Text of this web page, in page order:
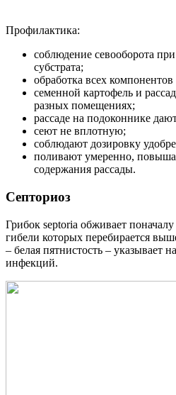
Профилактика:
соблюдение севооборота
субстрата;
обработка всех
семенной картофель и
разных помещениях;
рассаде на подоконнике
сеют не вплотную;
соблюдают дозировку
поливают умеренно,
содержания рассады.
Септориоз
Грибок septoria обживает
гибели которых перебирается
– белая пятнистость – указывает
инфекций.